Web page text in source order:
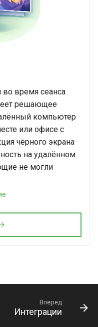
время сеанса
решающее
компьютер
или офисе с
чёрного экрана
на удалённом
не могли
Вперед
Интеграции